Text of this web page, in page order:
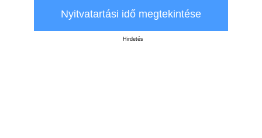
Nyitvatartási idő megtekintése
Hirdetés